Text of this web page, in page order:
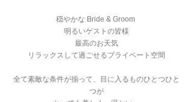
穏やかな Bride & Groom
明るいゲストの皆様
最高のお天気
リラックスして過ごせるプライベート空間
全て素敵な条件が揃って、目に入るものひとつひと
つが